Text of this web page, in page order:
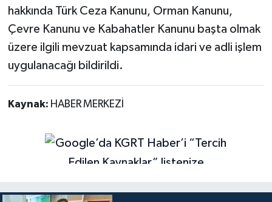
hakkında Türk Ceza Kanunu, Orman Kanunu,
Çevre Kanunu ve Kabahatler Kanunu başta olmak
üzere ilgili mevzuat kapsamında idari ve adli işlem
uygulanacağı bildirildi.
Kaynak: HABER MERKEZİ